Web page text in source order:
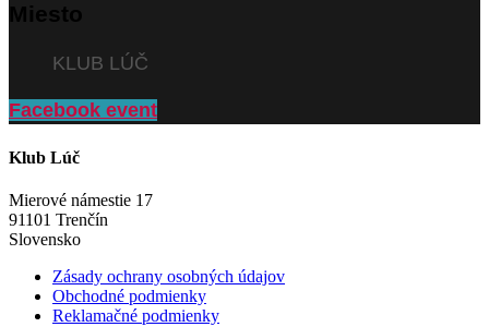
Miesto
KLUB LÚČ
Facebook event
Klub Lúč
Mierové námestie 17
91101 Trenčín
Slovensko
Zásady ochrany osobných údajov
Obchodné podmienky
Reklamačné podmienky